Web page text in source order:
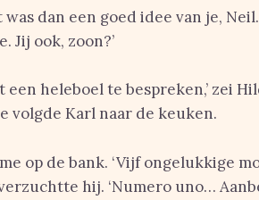
was dan een goed idee van je,
Jij ook, zoon?’
een heleboel te bespreken,’ zei
volgde Karl naar de keuken.
op de bank. ‘Vijf ongelukkige
hij. ‘Numero uno…